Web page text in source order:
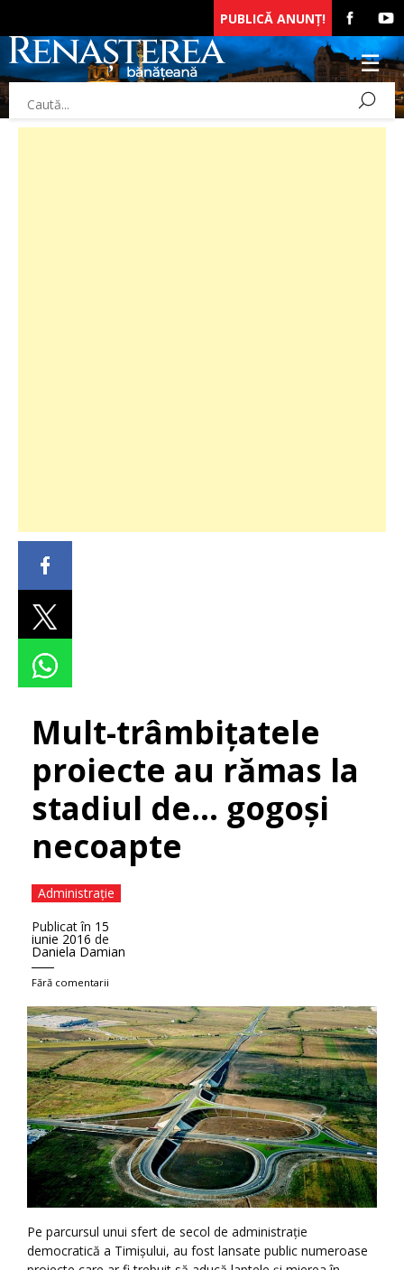
PUBLICĂ ANUNȚ!
Mult-trâmbițatele
proiecte au rămas la
stadiul de… gogoși
necoapte
Administraţie
Publicat în 15
iunie 2016 de
Daniela Damian
Fără comentarii
Pe parcursul unui sfert de secol de administrație
democratică a Timișului, au fost lansate public numeroase